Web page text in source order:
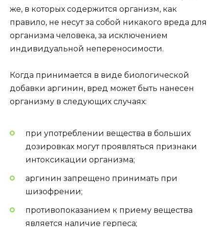
же, в которых содержится организм, как
правило, не несут за собой никакого вреда для
организма человека, за исключением
индивидуальной непереносимости.
Когда принимается в виде биологической
добавки аргинин, вред может быть нанесен
организму в следующих случаях:
при употреблении вещества в больших
дозировках могут проявляться признаки
интоксикации организма;
аргинин запрещено принимать при
шизофрении;
противопоказанием к приему вещества
является наличие герпеса;